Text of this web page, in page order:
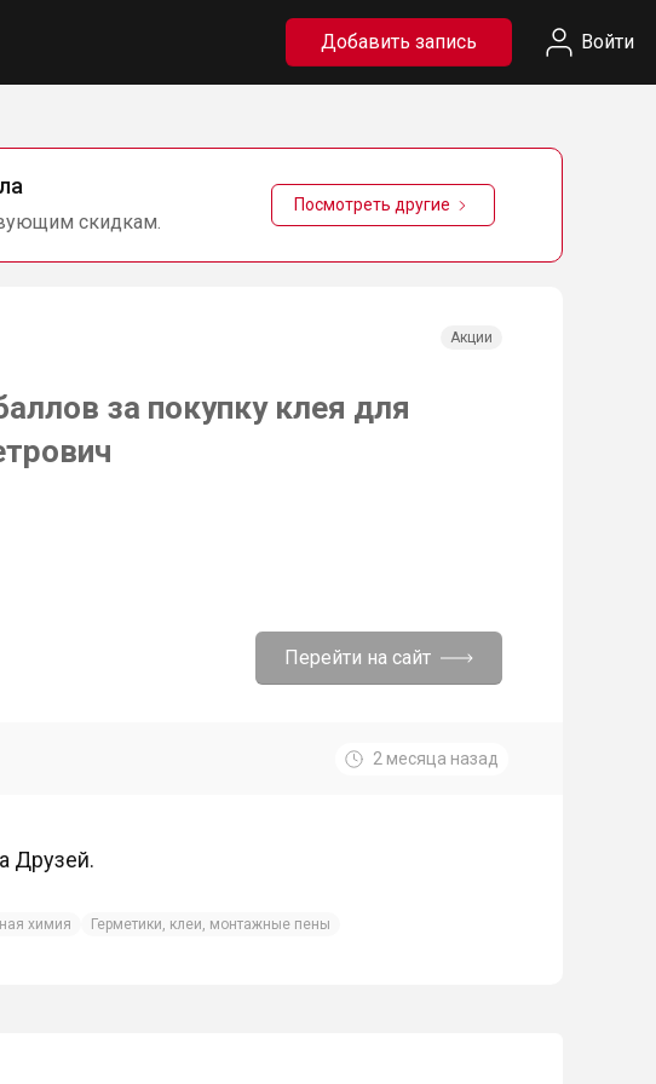
Добавить запись Войти
скидкам.
Посмотреть другие
Акции
за покупку клея для
Перейти на сайт
2 месяца назад
Друзей.
химия Герметики, клеи, монтажные пены